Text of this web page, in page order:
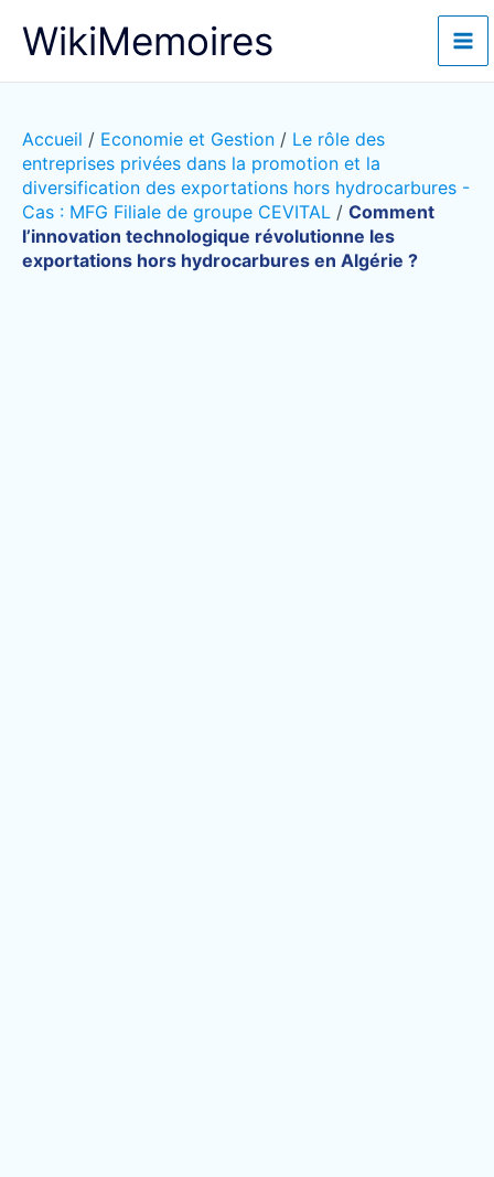
WikiMemoires
Accueil / Economie et Gestion / Le rôle des
entreprises privées dans la promotion et la
diversification des exportations hors hydrocarbures -
Cas : MFG Filiale de groupe CEVITAL / Comment
l’innovation technologique révolutionne les
exportations hors hydrocarbures en Algérie ?